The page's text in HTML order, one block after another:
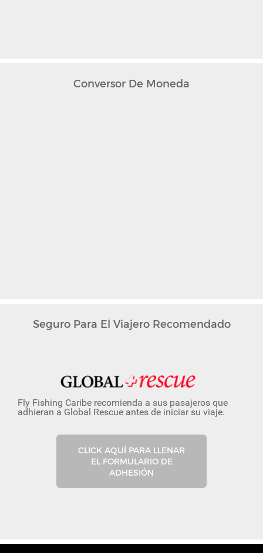
Conversor De Moneda
Seguro Para El Viajero Recomendado
Fly Fishing Caribe recomienda a sus pasajeros que
adhieran a Global Rescue antes de iniciar su viaje.
CLICK AQUÍ PARA LLENAR
EL FORMULARIO DE
ADHESIÓN